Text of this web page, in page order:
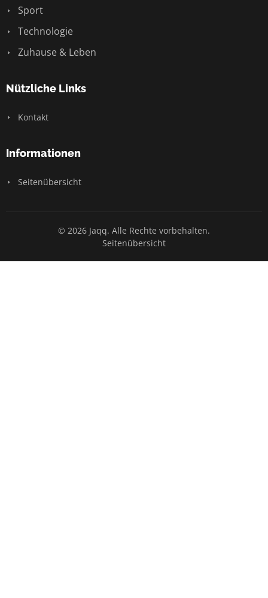
Sport
Technologie
Zuhause & Leben
Nützliche Links
Kontakt
Informationen
Seitenübersicht
© 2026 Jaqq. Alle Rechte vorbehalten.
Seitenübersicht